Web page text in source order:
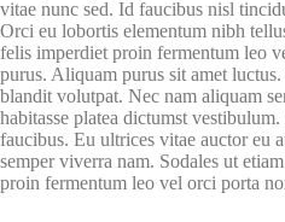
vitae nunc sed. Id faucibus nisl
Orci eu lobortis elementum nibh
felis imperdiet proin fermentum leo
purus. Aliquam purus sit amet
blandit volutpat. Nec nam aliquam
habitasse platea dictumst
faucibus. Eu ultrices vitae auctor eu
semper viverra nam. Sodales ut
proin fermentum leo vel orci porta